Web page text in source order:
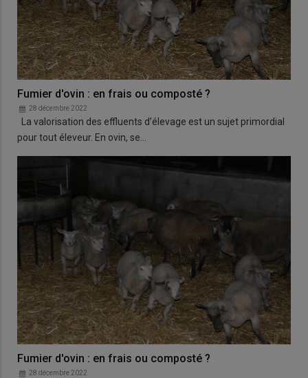
Fumier d'ovin : en frais ou composté ?
28 décembre 2022
La valorisation des effluents d’élevage est un sujet primordial
pour tout éleveur. En ovin, se…
Fumier d'ovin : en frais ou composté ?
28 décembre 2022